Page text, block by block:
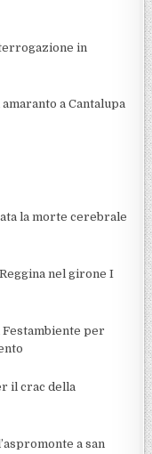
in
a Cantalupa
la morte cerebrale
nel girone I
per
il crac della
a san